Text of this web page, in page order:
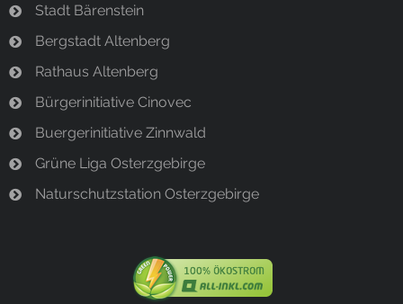
Stadt Bärenstein
Bergstadt Altenberg
Rathaus Altenberg
Bürgerinitiative Cinovec
Buergerinitiative Zinnwald
Grüne Liga Osterzgebirge
Naturschutzstation Osterzgebirge